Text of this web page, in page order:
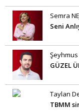
Semra
Seni
GÜZEL
Taylan
TBMM